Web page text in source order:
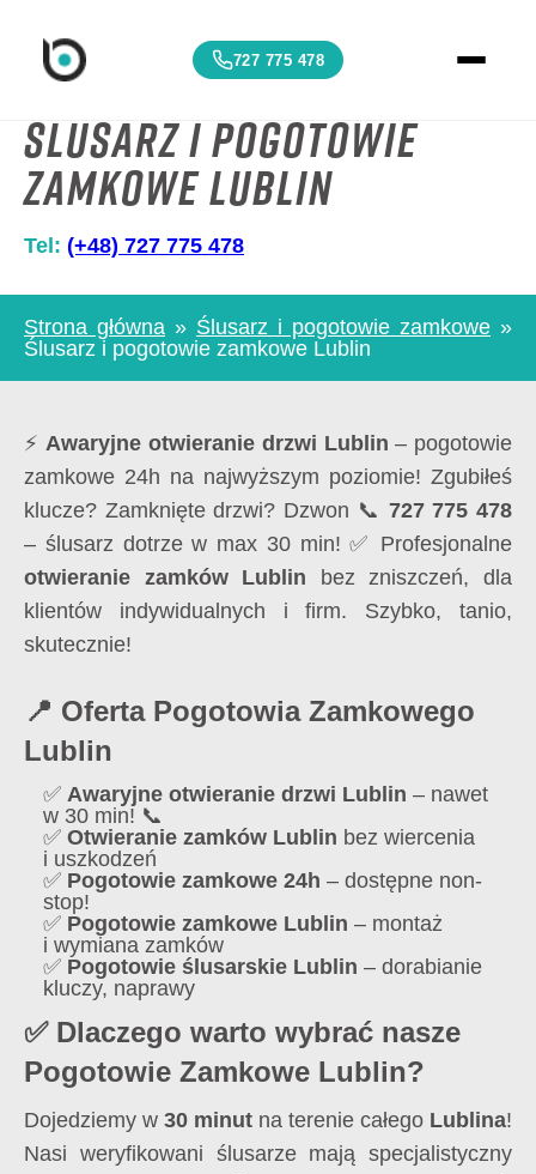
727 775 478
Ślusarz i pogotowie
zamkowe Lublin
Tel: (+48) 727 775 478
Strona główna » Ślusarz i pogotowie zamkowe »
Ślusarz i pogotowie zamkowe Lublin
⚡Awaryjne otwieranie drzwi Lublin – pogotowie
zamkowe 24h na najwyższym poziomie! Zgubiłeś
klucze? Zamknięte drzwi? Dzwon 📞 727 775 478
– ślusarz dotrze w max 30 min! ✅ Profesjonalne
otwieranie zamków Lublin bez zniszczeń, dla
klientów indywidualnych i firm. Szybko, tanio,
skutecznie!
📍 Oferta Pogotowia Zamkowego
Lublin
✅ Awaryjne otwieranie drzwi Lublin – nawet
w 30 min! 📞
✅ Otwieranie zamków Lublin bez wiercenia
i uszkodzeń
✅ Pogotowie zamkowe 24h – dostępne non-
stop!
✅ Pogotowie zamkowe Lublin – montaż
i wymiana zamków
✅ Pogotowie ślusarskie Lublin – dorabianie
kluczy, naprawy
✅ Dlaczego warto wybrać nasze
Pogotowie Zamkowe Lublin?
Dojedziemy w 30 minut na terenie całego Lublina!
Nasi weryfikowani ślusarze mają specjalistyczny